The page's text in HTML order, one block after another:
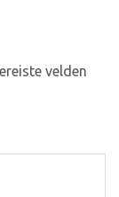
velden